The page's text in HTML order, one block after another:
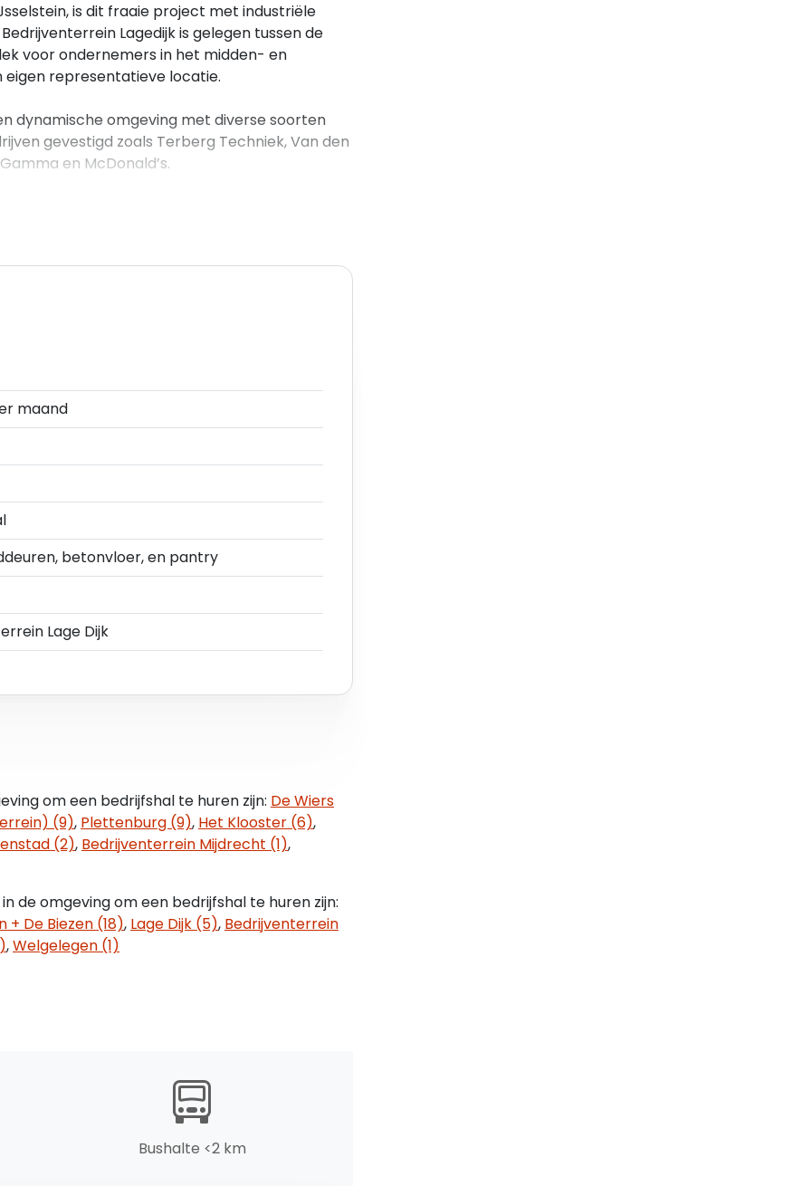
is dit fraaie project met industriële
Lagedijk is gelegen tussen de
voor ondernemers in het midden- en
representatieve locatie.
dynamische omgeving met diverse soorten
gevestigd zoals Terberg Techniek, Van den
en McDonald’s.
en beschikt dankzij de centrale ligging, de
land, nabij de snelwegen A2, A12 en A27, een
De bedrijfsunits zijn zeer goed
Nieuwegein (afrit 9).
goed te bereiken. Er bevindt zich een
het object.
v.v.o. 479 m²;
182 m²;
182 m²;
182 m²;
182 m² = optie;
337 m² - verhuurd;
333 m²;
333 m²;
336 m² - verhuurd;
336 m² - verhuurd;
536 m².
Het object is niet conform de meetnorm
elektra en basis elektrische installatie en
maand
betonvloer, en pantry
Lage Dijk
om een bedrijfshal te huren zijn: De Wiers
(9), Plettenburg (9), Het Klooster (6),
(2), Bedrijventerrein Mijdrecht (1),
de omgeving om een bedrijfshal te huren zijn:
+ De Biezen (18), Lage Dijk (5), Bedrijventerrein
,Welgelegen (1)
Bushalte <2 km